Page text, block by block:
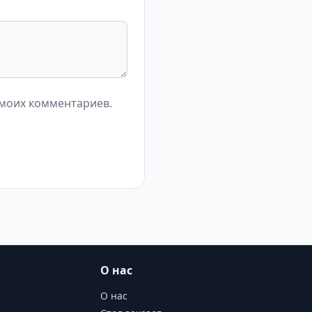
комментариев.
О нас
О нас